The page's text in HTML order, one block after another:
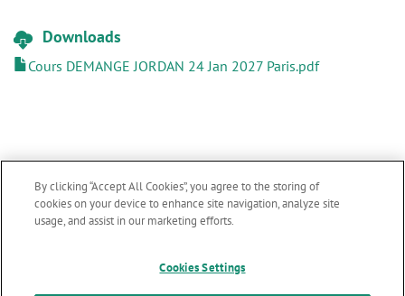
By clicking “Accept All Cookies”, you agree to the storing of
cookies on your device to enhance site navigation, analyze site
usage, and assist in our marketing efforts.
Cookies Settings